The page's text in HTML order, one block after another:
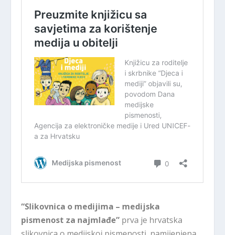
“Slikovnica o medijima – medijska
pismenost za najmlađe” prva je hrvatska